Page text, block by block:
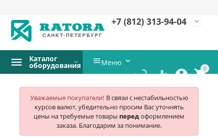
+7 (812) 313-94-04 expand_more
0


 
Каталог
оборудования Меню 
Уважаемые покупатели! В связи с нестабильностью
курсов валют, убедительно просим Вас уточнять
цены на требуемые товары передоформлением
заказа. Благодарим за понимание.